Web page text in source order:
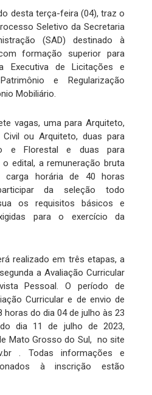
desta terça-feira (04), traz o
Seletivo da Secretaria
(SAD) destinado à
formação superior para
Executiva de Licitações e
e Regularização
Mobiliário.
vagas, uma para Arquiteto,
Civil ou Arquiteto, duas para
e Florestal e duas para
edital, a remuneração bruta
carga horária de 40 horas
da seleção todo
os requisitos básicos e
para o exercício da
realizado em três etapas, a
a Avaliação Curricular
Pessoal. O período de
Curricular e de envio de
do dia 04 de julho às 23
dia 11 de julho de 2023,
Mato Grosso do Sul, no site
. Todas informações e
à inscrição estão